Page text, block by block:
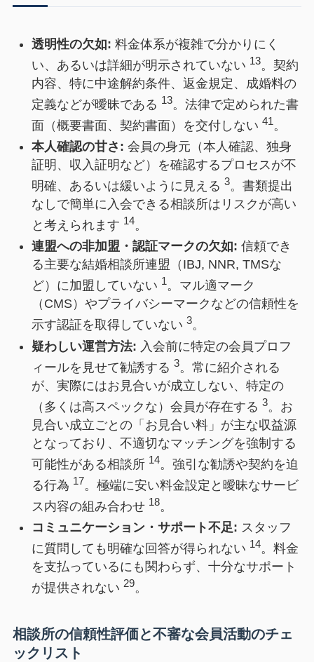
透明性の欠如: 料金体系が複雑で分かりにく
い、あるいは詳細が明示されていない 13。契約
内容、特に中途解約条件、返金規定、成婚料の
定義などが曖昧である 13。法律で定められた書
面（概要書面、契約書面）を交付しない 41。
本人確認の甘さ: 会員の身元（本人確認、独身
証明、収入証明など）を確認するプロセスが不
明確、あるいは緩いように見える 3。書類提出
なしで簡単に入会できる相談所はリスクが高い
と考えられます 14。
連盟への非加盟・認証マークの欠如: 信頼でき
る主要な結婚相談所連盟（IBJ, NNR, TMSな
ど）に加盟していない 1。マル適マーク
（CMS）やプライバシーマークなどの信頼性を
示す認証を取得していない 3。
疑わしい運営方法: 入会前に特定の会員プロフ
ィールを見せて勧誘する 3。常に紹介される
が、実際にはお見合いが成立しない、特定の
（多くは高スペックな）会員が存在する 3。お
見合い成立ごとの「お見合い料」が主な収益源
となっており、不適切なマッチングを強制する
可能性がある相談所 14。強引な勧誘や契約を迫
る行為 17。極端に安い料金設定と曖昧なサービ
ス内容の組み合わせ 18。
コミュニケーション・サポート不足: スタッフ
に質問しても明確な回答が得られない 14。料金
を支払っているにも関わらず、十分なサポート
が提供されない 29。
相談所の信頼性評価と不審な会員活動のチェ
ックリスト